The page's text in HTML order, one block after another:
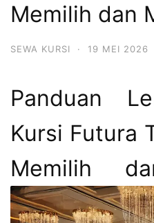
Memilih dan
SEWA KURSI · 19 MEI 2026
Panduan
Kursi Futura
Memilih